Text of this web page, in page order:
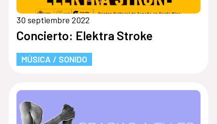
30 septiembre 2022
Concierto: Elektra Stroke
MÚSICA / SONIDO